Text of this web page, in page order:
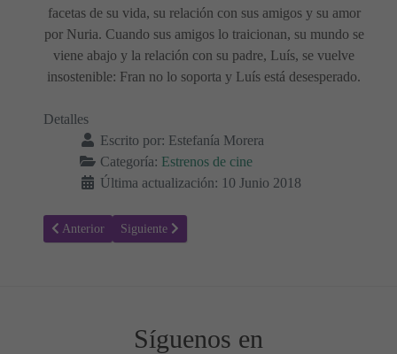
facetas de su vida, su relación con sus amigos y su amor
por Nuria. Cuando sus amigos lo traicionan, su mundo se
viene abajo y la relación con su padre, Luís, se vuelve
insostenible: Fran no lo soporta y Luís está desesperado.
Detalles
Escrito por: Estefanía Morera
Categoría: Estrenos de cine
Última actualización: 10 Junio 2018
Artículo anterior: Estreno de la película: Los otros dos
Anterior Artículo siguiente: Estreno de la película: Aita
Siguiente
Síguenos en